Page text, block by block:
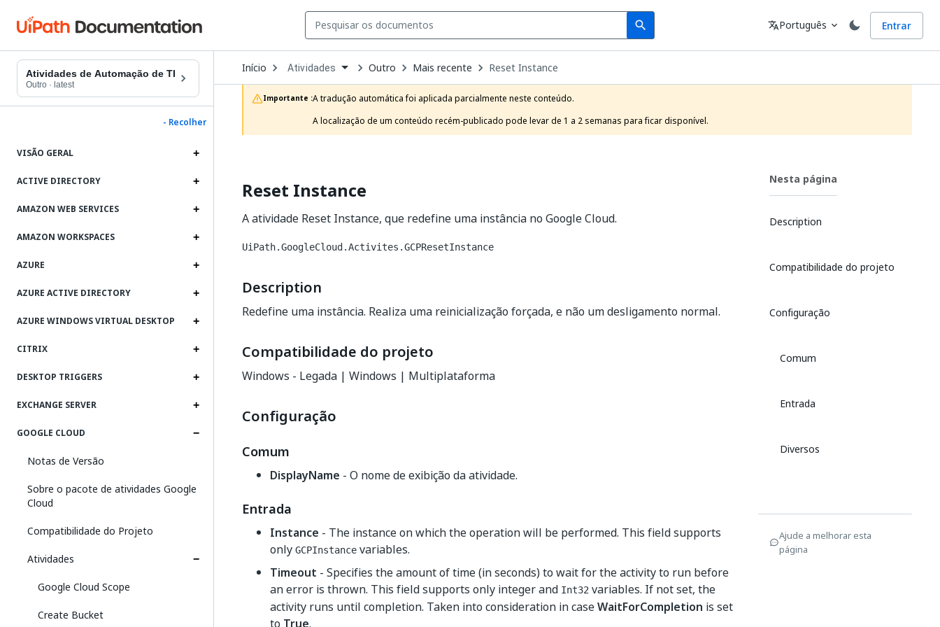
search
Search Idioma
translatePortuguês expand_more Entrar
Atividades de Automação de TI
Outro · latest
- Recolher
VISÃO GERAL
ACTIVE DIRECTORY
AMAZON WEB SERVICES
AMAZON WORKSPACES
AZURE
AZURE ACTIVE DIRECTORY
AZURE WINDOWS VIRTUAL DESKTOP
CITRIX
DESKTOP TRIGGERS
EXCHANGE SERVER
GOOGLE CLOUD
Notas de Versão
Sobre o pacote de atividades Google
Cloud
Compatibilidade do Projeto
Atividades
Google Cloud Scope
Create Bucket
Início Open
Dropdown
to
choose
product
Atividades Outro Mais recente Reset Instance
Importante :A tradução automática foi aplicada parcialmente neste conteúdo.
A localização de um conteúdo recém-publicado pode levar de 1 a 2 semanas para ficar disponível.
Reset Instance
A atividade Reset Instance, que redefine uma instância no Google Cloud.
UiPath.GoogleCloud.Activites.GCPResetInstance
Description
Redefine uma instância. Realiza uma reinicialização forçada, e não um desligamento normal.
Compatibilidade do projeto
Windows - Legada | Windows | Multiplataforma
Configuração
Comum
DisplayName - O nome de exibição da atividade.
Entrada
Instance - The instance on which the operation will be performed. This field supports
only GCPInstance variables.
Timeout - Specifies the amount of time (in seconds) to wait for the activity to run before
an error is thrown. This field supports only integer and Int32 variables. If not set, the
activity runs until completion. Taken into consideration in caseWaitForCompletion is set
to True.
Nesta página
Description
Compatibilidade do projeto
Configuração
Comum
Entrada
Diversos
Ajude a melhorar esta
página